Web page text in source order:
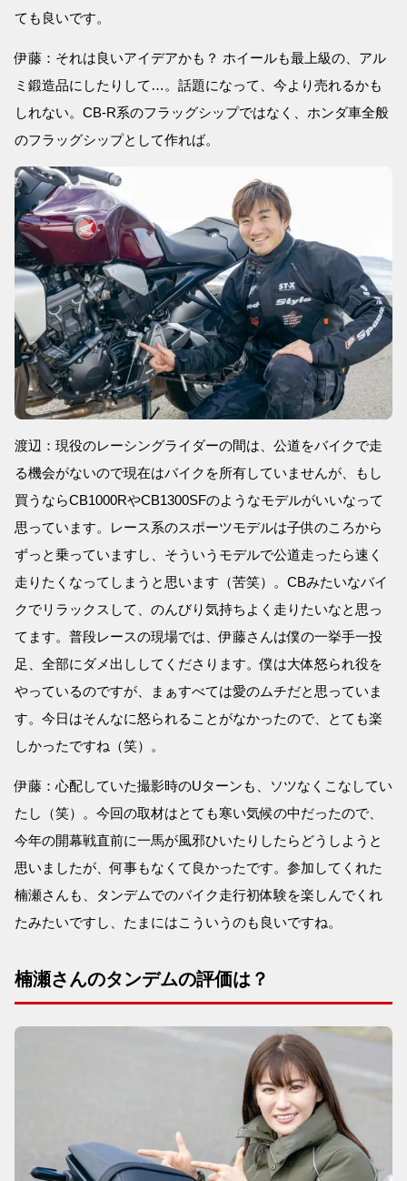
ても良いです。
伊藤：それは良いアイデアかも？ ホイールも最上級の、アル
ミ鍛造品にしたりして…。話題になって、今より売れるかも
しれない。CB-R系のフラッグシップではなく、ホンダ車全般
のフラッグシップとして作れば。
渡辺：現役のレーシングライダーの間は、公道をバイクで走
る機会がないので現在はバイクを所有していませんが、もし
買うならCB1000RやCB1300SFのようなモデルがいいなって
思っています。レース系のスポーツモデルは子供のころから
ずっと乗っていますし、そういうモデルで公道走ったら速く
走りたくなってしまうと思います（苦笑）。CBみたいなバイ
クでリラックスして、のんびり気持ちよく走りたいなと思っ
てます。普段レースの現場では、伊藤さんは僕の一挙手一投
足、全部にダメ出ししてくださります。僕は大体怒られ役を
やっているのですが、まぁすべては愛のムチだと思っていま
す。今日はそんなに怒られることがなかったので、とても楽
しかったですね（笑）。
伊藤：心配していた撮影時のUターンも、ソツなくこなしてい
たし（笑）。今回の取材はとても寒い気候の中だったので、
今年の開幕戦直前に一馬が風邪ひいたりしたらどうしようと
思いましたが、何事もなくて良かったです。参加してくれた
楠瀬さんも、タンデムでのバイク走行初体験を楽しんでくれ
たみたいですし、たまにはこういうのも良いですね。
楠瀬さんのタンデムの評価は？